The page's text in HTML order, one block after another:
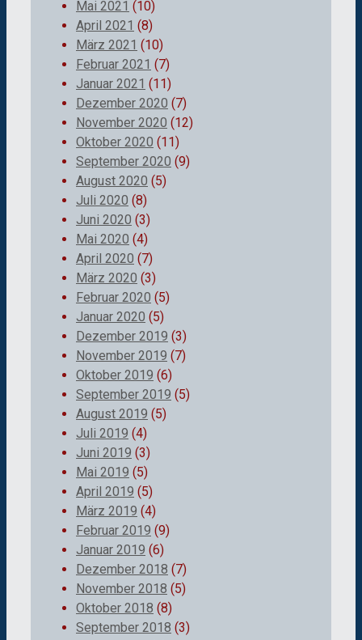
Mai 2021 (10)
April 2021 (8)
März 2021 (10)
Februar 2021 (7)
Januar 2021 (11)
Dezember 2020 (7)
November 2020 (12)
Oktober 2020 (11)
September 2020 (9)
August 2020 (5)
Juli 2020 (8)
Juni 2020 (3)
Mai 2020 (4)
April 2020 (7)
März 2020 (3)
Februar 2020 (5)
Januar 2020 (5)
Dezember 2019 (3)
November 2019 (7)
Oktober 2019 (6)
September 2019 (5)
August 2019 (5)
Juli 2019 (4)
Juni 2019 (3)
Mai 2019 (5)
April 2019 (5)
März 2019 (4)
Februar 2019 (9)
Januar 2019 (6)
Dezember 2018 (7)
November 2018 (5)
Oktober 2018 (8)
September 2018 (3)